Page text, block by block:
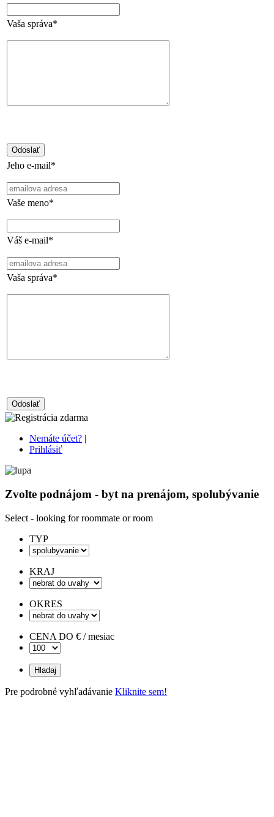
Vaša správa*
Jeho e-mail*
Vaše meno*
Váš e-mail*
Vaša správa*
Nemáte účet? |
Prihlásiť
Zvolte podnájom - byt na prenájom, spolubývanie
Select - looking for roommate or room
TYP
KRAJ
OKRES
CENA DO € / mesiac
Pre podrobné vyhľadávanie Kliknite sem!